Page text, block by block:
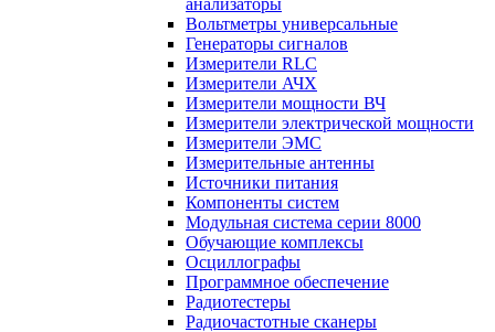
анализаторы
Вольтметры универсальные
Генераторы сигналов
Измерители RLC
Измерители АЧХ
Измерители мощности ВЧ
Измерители электрической мощности
Измерители ЭМС
Измерительные антенны
Источники питания
Компоненты систем
Модульная система серии 8000
Обучающие комплексы
Осциллографы
Программное обеспечение
Радиотестеры
Радиочастотные сканеры